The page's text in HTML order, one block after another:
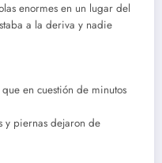
enormes en un lugar del
a la deriva y nadie
en cuestión de minutos
y piernas dejaron de